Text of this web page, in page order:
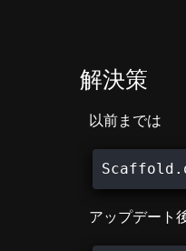
解決策
以前までは
アップデート